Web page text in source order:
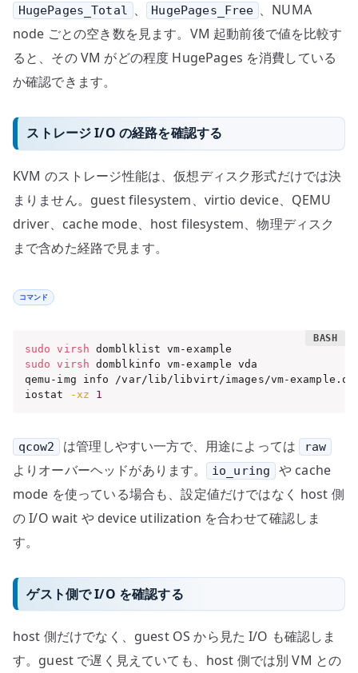
HugePages_Total 、 HugePages_Free 、NUMA
node ごとの空き数を見ます。VM 起動前後で値を比較す
ると、その VM がどの程度 HugePages を消費している
か確認できます。
ストレージ I/O の経路を確認する
KVM のストレージ性能は、仮想ディスク形式だけでは決
まりません。guest filesystem、virtio device、QEMU
driver、cache mode、host filesystem、物理ディスク
まで含めた経路で見ます。
コマンド
sudo virsh
sudo
virsh domblkinfo vm-example vda
qemu-img info /var/lib/libvirt/images/vm-
iostat
-xz 1
qcow2 は管理しやすい一方で、用途によっては raw
よりオーバーヘッドがあります。 io_uring
や cache
mode を使っている場合も、設定値だけではなく host 側
の I/O wait や device utilization を合わせて確認しま
す。
ゲスト側で I/O を確認する
host 側だけでなく、guest OS から見た I/O も確認しま
す。guest で遅く見えていても、host 側では別 VM との